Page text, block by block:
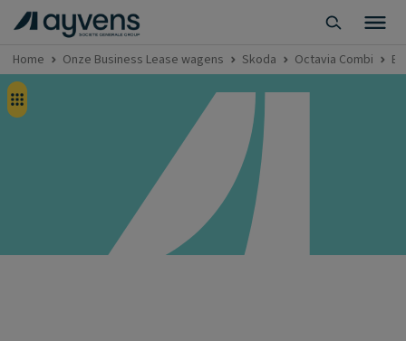
Home Onze Business Lease wagens Skoda Octavia Combi